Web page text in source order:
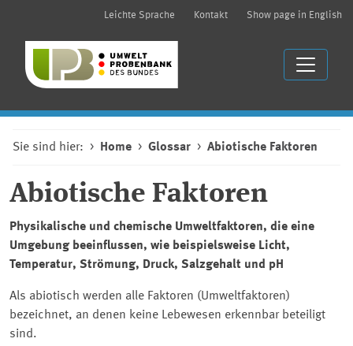
Leichte Sprache Kontakt Show page in English
Sie sind hier: Home Glossar Abiotische Faktoren
Abiotische Faktoren
Physikalische und chemische Umweltfaktoren, die eine
Umgebung beeinflussen, wie beispielsweise Licht,
Temperatur, Strömung, Druck, Salzgehalt und pH
Als abiotisch werden alle Faktoren (Umweltfaktoren)
bezeichnet, an denen keine Lebewesen erkennbar beteiligt
sind.